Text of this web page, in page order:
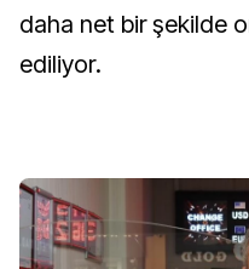
daha net bir şekilde
ediliyor.